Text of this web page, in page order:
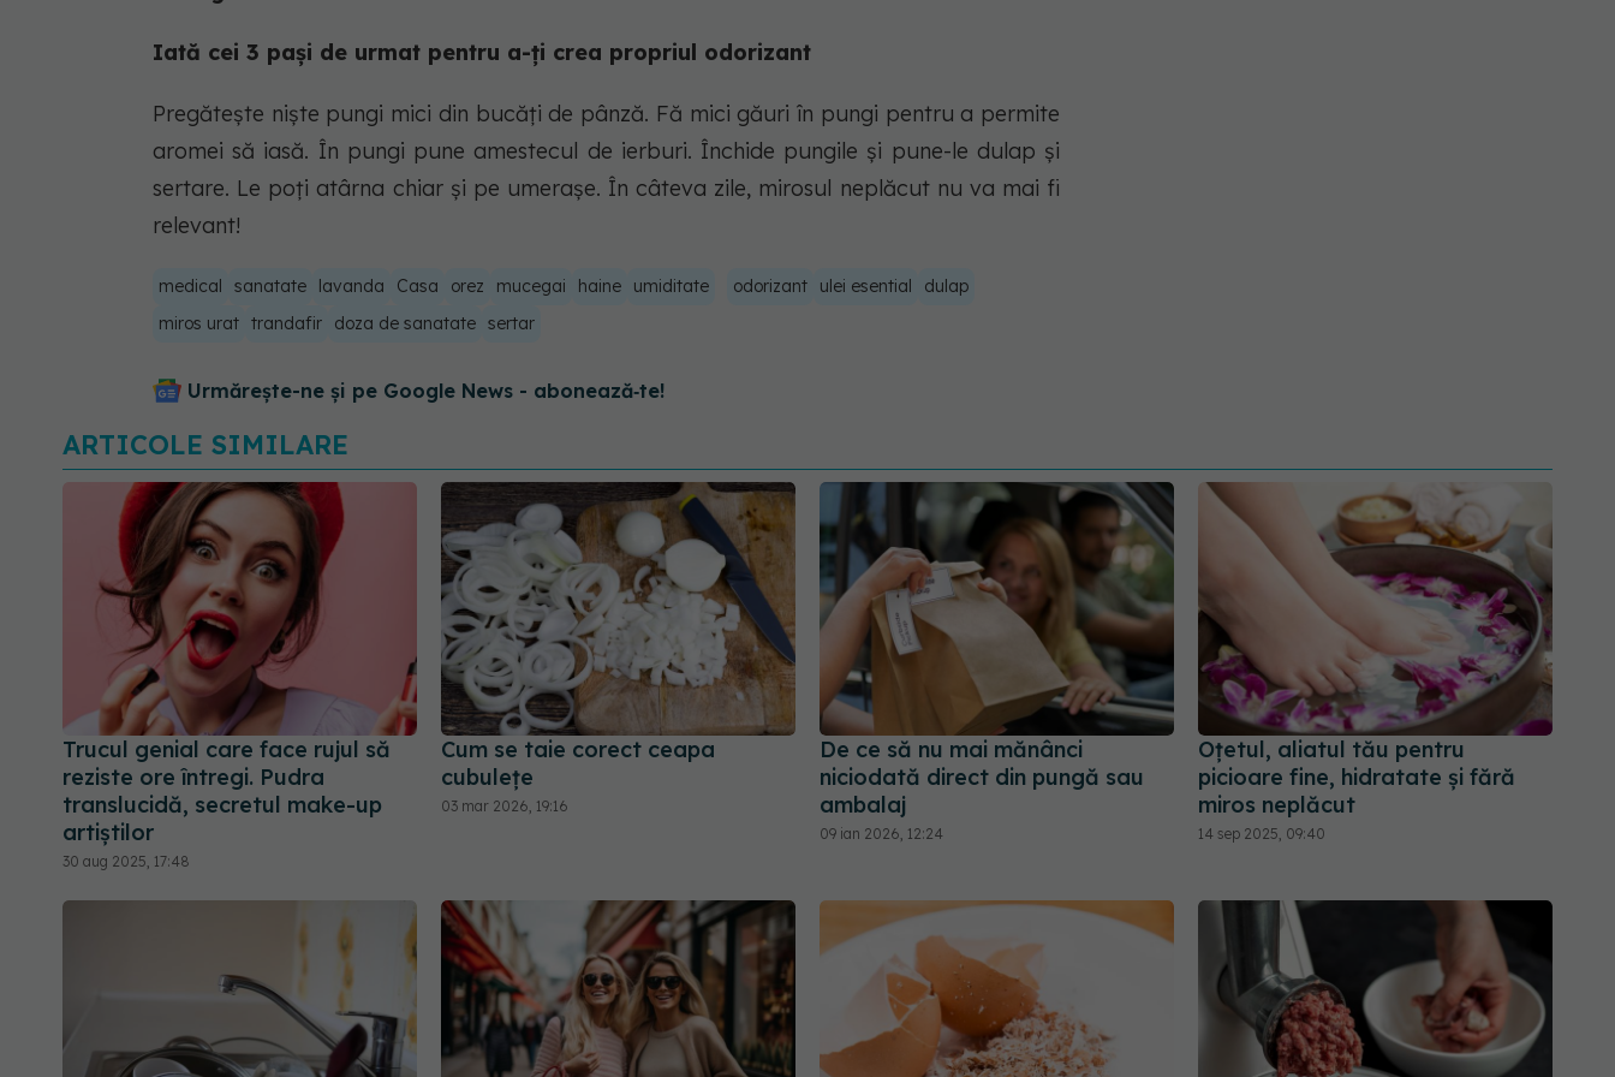
Iată cei 3 pași de urmat pentru a-ți crea propriul odorizant
Pregătește niște pungi mici din bucăți de pânză. Fă mici găuri în pungi pentru a permite
aromei să iasă. În pungi pune amestecul de ierburi. Închide pungile și pune-le dulap și
sertare. Le poți atârna chiar și pe umerașe. În câteva zile, mirosul neplăcut nu va mai fi
relevant!
medical sanatate lavanda Casa orez mucegai haine umiditate odorizant ulei esential
dulap
miros urat trandafir doza de sanatate sertar
Urmărește-ne și pe Google News - abonează‑te!
ARTICOLE SIMILARE
Trucul genial care face rujul să
reziste ore întregi. Pudra
translucidă, secretul make-up
artiștilor
30 aug 2025, 17:48
Cum se taie corect ceapa
cubulețe
03 mar 2026, 19:16
De ce să nu mai mănânci
niciodată direct din pungă sau
ambalaj
09 ian 2026, 12:24
Oțetul, aliatul tău pentru
picioare fine, hidratate și fără
miros neplăcut
14 sep 2025, 09:40